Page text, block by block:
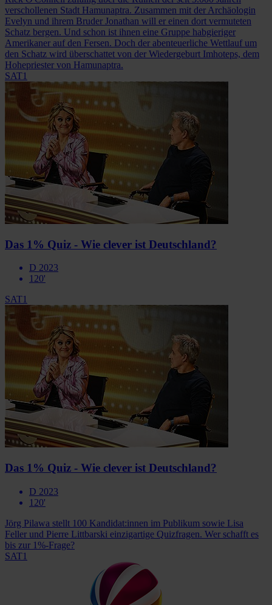
verschollenen Stadt Hamunaptra. Zusammen mit der Archäologin
Evelyn und ihrem Bruder Jonathan will er einen dort vermuteten
Schatz bergen. Und schon ist ihnen eine Gruppe habgieriger
Amerikaner auf den Fersen. Doch der abenteuerliche Wettlauf um
den Schatz wird überschattet von der Wiedergeburt Imhoteps, dem
Hohepriester von Hamunaptra.
SAT1
Das 1% Quiz - Wie clever ist Deutschland?
D 2023
120'
SAT1
Das 1% Quiz - Wie clever ist Deutschland?
D 2023
120'
Jörg Pilawa stellt 100 Kandidat:innen im Publikum sowie Lisa
Feller und Pierre Littbarski einzigartige Quizfragen. Wer schafft es
bis zur 1%-Frage?
SAT1